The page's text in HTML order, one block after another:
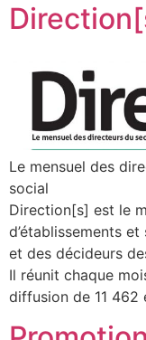
Le mensuel des
social
Direction[s] est le
d’établissements
et des décideurs
Il réunit chaque
diffusion de 11 462